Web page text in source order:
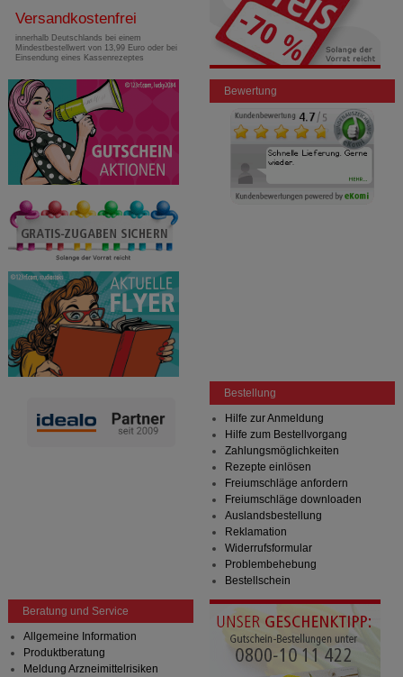
Versandkostenfrei
innerhalb Deutschlands bei einem
Mindestbestellwert von 13,99 Euro oder bei
Einsendung eines Kassenrezeptes
Bewertung
Bestellung
Hilfe zur Anmeldung
Hilfe zum Bestellvorgang
Zahlungsmöglichkeiten
Rezepte einlösen
Freiumschläge anfordern
Freiumschläge downloaden
Auslandsbestellung
Reklamation
Widerrufsformular
Problembehebung
Bestellschein
Beratung und Service
Allgemeine Information
Produktberatung
Meldung Arzneimittelrisiken